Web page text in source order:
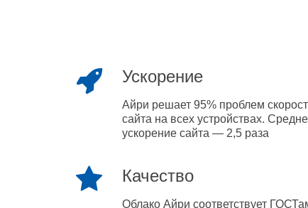
Ускорение
Айри решает 95% проблем
сайта на всех устройствах.
ускорение сайта — 2,5 раза
Качество
Облако Айри соответствует